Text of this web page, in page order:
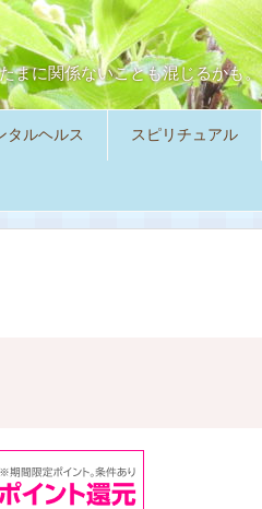
まに関係ないことも混じるかも。
タルヘルス スピリチュアル